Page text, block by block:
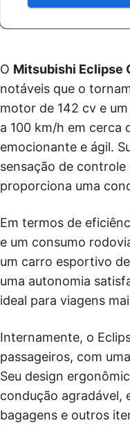
O Mitsubishi Eclipse
notáveis que o
motor de 142 cv e
a 100 km/h em cerca
emocionante e ágil.
sensação de
proporciona uma
Em termos de
e um consumo
um carro esportivo
uma autonomia
ideal para viagens
Internamente, o
passageiros, com
Seu design
condução agradável,
bagagens e outros